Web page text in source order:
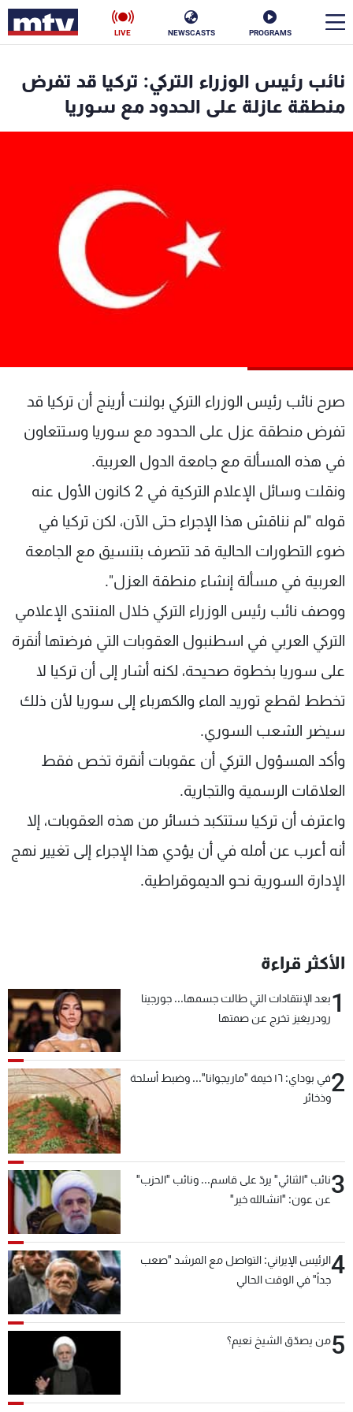
PROGRAMS
NEWSCASTS
LIVE
نائب رئيس الوزراء التركي: تركيا قد تفرض
منطقة عازلة على الحدود مع سوريا
صرح نائب رئيس الوزراء التركي بولنت أرينج أن تركيا قد
تفرض منطقة عزل على الحدود مع سوريا وستتعاون
في هذه المسألة مع جامعة الدول العربية.
ونقلت وسائل الإعلام التركية في 2 كانون الأول عنه
قوله "لم نناقش هذا الإجراء حتى الآن، لكن تركيا في
ضوء التطورات الحالية قد تتصرف بتنسيق مع الجامعة
العربية في مسألة إنشاء منطقة العزل".
ووصف نائب رئيس الوزراء التركي خلال المنتدى الإعلامي
التركي العربي في اسطنبول العقوبات التي فرضتها أنقرة
على سوريا بخطوة صحيحة، لكنه أشار إلى أن تركيا لا
تخطط لقطع توريد الماء والكهرباء إلى سوريا لأن ذلك
سيضر الشعب السوري.
وأكد المسؤول التركي أن عقوبات أنقرة تخص فقط
العلاقات الرسمية والتجارية.
واعترف أن تركيا ستتكبد خسائر من هذه العقوبات، إلا
أنه أعرب عن أمله في أن يؤدي هذا الإجراء إلى تغيير نهج
الإدارة السورية نحو الديموقراطية.
الأكثر قراءة
1بعد الإنتقادات التي طالت جسمها... جورجينا
رودريغيز تخرج عن صمتها
2
في بوداي: ١٦ خيمة "ماريجوانا"... وضبط أسلحة
وذخائر
3نائب "الثنائي" يردّ على قاسم... ونائب "الحزب"
عن عون: "انشالله خير"
4الرئيس الإيراني: التواصل مع المرشد "صعب
جداً" في الوقت الحالي
5من يصدّق الشيخ نعيم؟
الأخبار
رياضة
شاهد البرامج
الترددات
عن MTV
الإنـتـاج
لاعلاناتكم
وظائف
تواصل معنا
سياسة الخصوصية